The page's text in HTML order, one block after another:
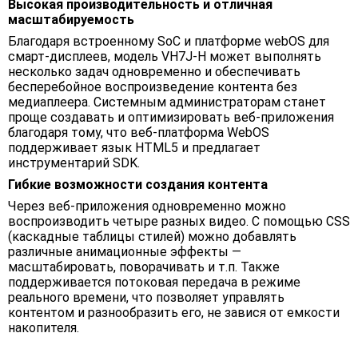
Высокая производительность и отличная
масштабируемость
Благодаря встроенному SoС и платформе webOS для
смарт-дисплеев, модель VH7J-H может выполнять
несколько задач одновременно и обеспечивать
бесперебойное воспроизведение контента без
медиаплеера. Системным администраторам станет
проще создавать и оптимизировать веб-приложения
благодаря тому, что веб-платформа WebOS
поддерживает язык HTML5 и предлагает
инструментарий SDK.
Гибкие возможности создания контента
Через веб-приложения одновременно можно
воспроизводить четыре разных видео. С помощью CSS
(каскадные таблицы стилей) можно добавлять
различные анимационные эффекты —
масштабировать, поворачивать и т.п. Также
поддерживается потоковая передача в режиме
реального времени, что позволяет управлять
контентом и разнообразить его, не завися от емкости
накопителя.